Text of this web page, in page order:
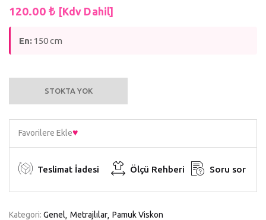
120.00 ₺ [Kdv Dahil]
En: 150 cm
STOKTA YOK
Favorilere Ekle
Teslimat İadesi Ölçü Rehberi Soru sor
Kategori: Genel Metrajlılar Pamuk Viskon